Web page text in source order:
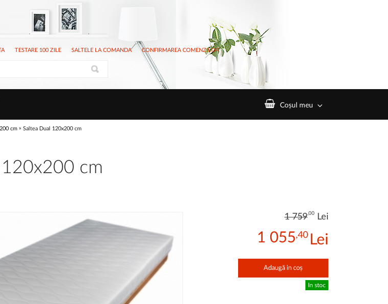
TESTARE 100 ZILE SALTELE LA COMANDA CONFIRMAREA COMENZILOR
Coșul meu
cm » Saltea Dual 120x200 cm
cm
1 759,00Lei
1 055,40
Adaugă in coș
In stoc